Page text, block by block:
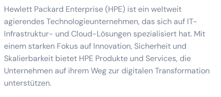
Hewlett Packard Enterprise (HPE) ist ein weltweit
agierendes Technologieunternehmen, das sich auf IT-
Infrastruktur- und Cloud-Lösungen spezialisiert hat. Mit
einem starken Fokus auf Innovation, Sicherheit und
Skalierbarkeit bietet HPE Produkte und Services, die
Unternehmen auf ihrem Weg zur digitalen Transformation
unterstützen.